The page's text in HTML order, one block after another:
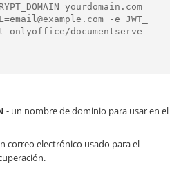
-e JWT_
onlyoffice/documentserve
- un nombre de dominio para usar en el
correo electrónico usado para el